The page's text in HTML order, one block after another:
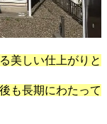
美しい仕上がりと
も長期にわたって